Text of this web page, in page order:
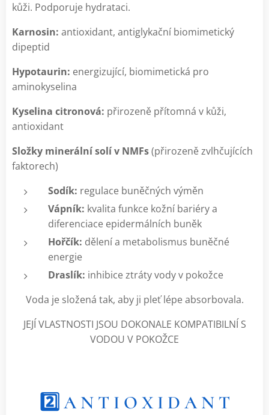
kůži. Podporuje hydrataci.
Karnosin: antioxidant, antiglykační biomimetický
dipeptid
Hypotaurin: energizující, biomimetická pro
aminokyselina
Kyselina citronová: přirozeně přítomná v kůži,
antioxidant
Složky minerální solí v NMFs(přirozeně zvlhčujících
faktorech)
Sodík: regulace buněčných výměn
Vápník: kvalita funkce kožní bariéry a
diferenciace epidermálních buněk
Hořčík: dělení a metabolismus buněčné
energie
Draslík: inhibice ztráty vody v pokožce
Voda je složená tak, aby ji pleť lépe absorbovala.
JEJÍ VLASTNOSTI JSOU DOKONALE KOMPATIBILNÍ S
VODOU V POKOŽCE
2️⃣ A N T I O X I D A N T